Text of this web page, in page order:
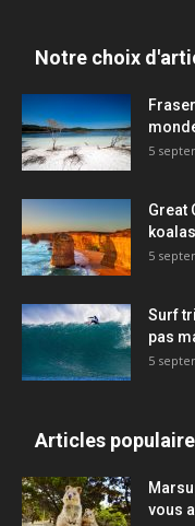
Notre choix
5
Great
5
Surf
pas
5
Articles
vous